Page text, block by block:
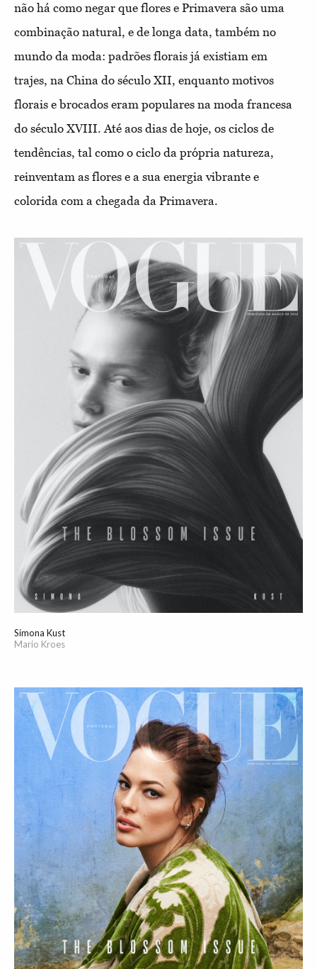
não há como negar que flores e Primavera são uma
combinação natural, e de longa data, também no
mundo da moda: padrões florais já existiam em
trajes, na China do século XII, enquanto motivos
florais e brocados eram populares na moda francesa
do século XVIII. Até aos dias de hoje, os ciclos de
tendências, tal como o ciclo da própria natureza,
reinventam as flores e a sua energia vibrante e
colorida com a chegada da Primavera.
Simona Kust
Mario Kroes